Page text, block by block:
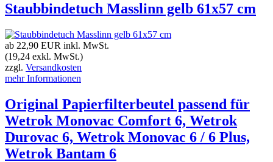
Staubbindetuch Masslinn gelb 61x57 cm
ab 22,90 EUR inkl. MwSt.
(19,24 exkl. MwSt.)
zzgl. Versandkosten
mehr Informationen
Original Papierfilterbeutel passend für
Wetrok Monovac Comfort 6, Wetrok
Durovac 6, Wetrok Monovac 6 / 6 Plus,
Wetrok Bantam 6